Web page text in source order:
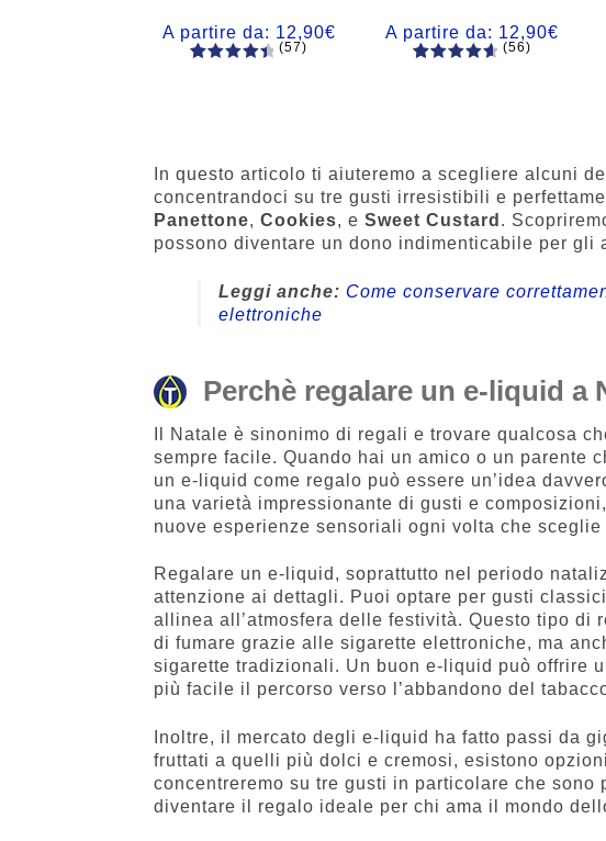
A partire da: 12,90€
recensio
ni
(57)
A partire da: 12,90€
recension
i
(56)
In questo articolo ti aiuteremo a scegliere alcuni
concentrandoci su tre gusti irresistibili e
Panettone,Cookies, eSweet Custard .
possono diventare un dono indimenticabile per gli
Leggi anche: Come conservare
elettroniche
Perchè regalare un e-liquid a
Il Natale è sinonimo di regali e trovare qualcosa
sempre facile. Quando hai un amico o un parente
un e-liquid come regalo può essere un’idea
una varietà impressionante di gusti e
nuove esperienze sensoriali ogni volta che
Regalare un e-liquid, soprattutto nel periodo
attenzione ai dettagli. Puoi optare per gusti
allinea all’atmosfera delle festività. Questo tipo di
di fumare grazie alle sigarette elettroniche, ma
sigarette tradizionali. Un buon e-liquid può offrire
più facile il percorso verso l’abbandono del
Inoltre, il mercato degli e-liquid ha fatto passi da
fruttati a quelli più dolci e cremosi, esistono
concentreremo su tre gusti in particolare che
diventare il regalo ideale per chi ama il mondo